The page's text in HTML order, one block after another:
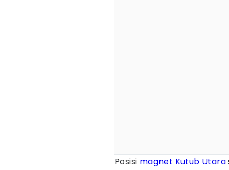
Posisi magnet Kutub Utara